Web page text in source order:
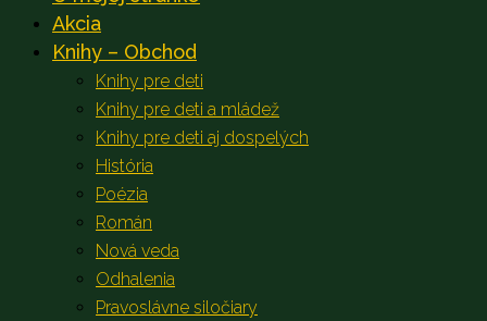
Akcia
Knihy – Obchod
Knihy pre deti
Knihy pre deti a mládež
Knihy pre deti aj dospelých
História
Poézia
Román
Nová veda
Odhalenia
Pravoslávne siločiary